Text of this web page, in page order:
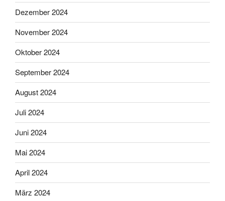
Dezember 2024
November 2024
Oktober 2024
September 2024
August 2024
Juli 2024
Juni 2024
Mai 2024
April 2024
März 2024